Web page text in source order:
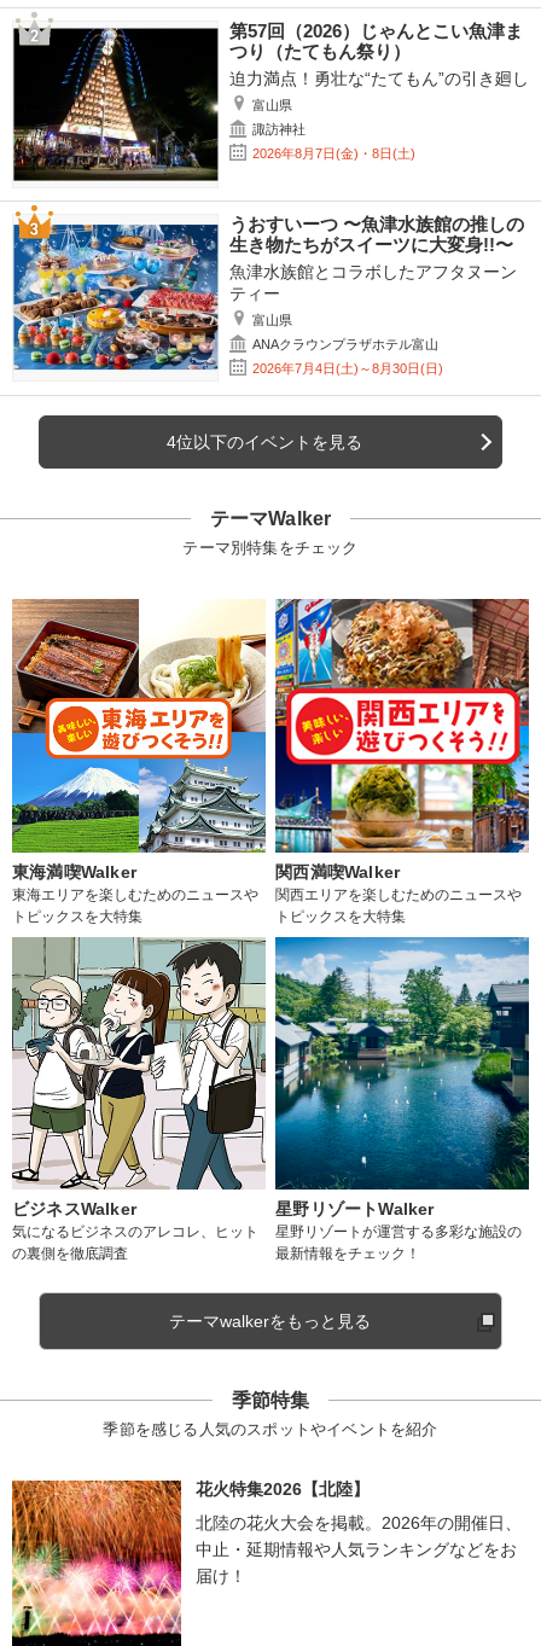
第57回（2026）じゃんとこい魚津ま
つり（たてもん祭り）
迫力満点！勇壮な“たてもん”の引き廻し
富山県
諏訪神社
2026年8月7日(金)・8日(土)
うおすいーつ 〜魚津水族館の推しの
生き物たちがスイーツに大変身!!〜
魚津水族館とコラボしたアフタヌーン
ティー
富山県
ANAクラウンプラザホテル富山
2026年7月4日(土)～8月30日(日)
4位以下のイベントを見る
テーマWalker
テーマ別特集をチェック
東海満喫Walker
東海エリアを楽しむためのニュースや
トピックスを大特集
関西満喫Walker
関西エリアを楽しむためのニュースや
トピックスを大特集
ビジネスWalker
気になるビジネスのアレコレ、ヒット
の裏側を徹底調査
星野リゾートWalker
星野リゾートが運営する多彩な施設の
最新情報をチェック！
テーマwalkerをもっと見る
季節特集
季節を感じる人気のスポットやイベントを紹介
花火特集2026【北陸】
北陸の花火大会を掲載。2026年の開催日、
中止・延期情報や人気ランキングなどをお
届け！